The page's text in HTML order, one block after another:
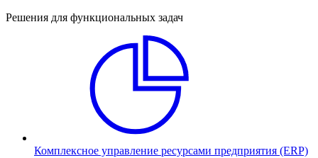
Решения для функциональных задач
Комплексное управление ресурсами предприятия (ERP)